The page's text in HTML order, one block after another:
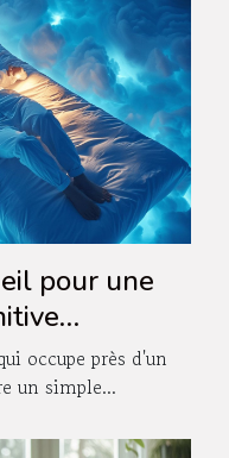
pour une
peu
occupe près d'un
un simple...